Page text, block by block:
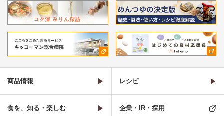
商品情報 レシピ
食を、知る・楽しむ 企業・IR・採用